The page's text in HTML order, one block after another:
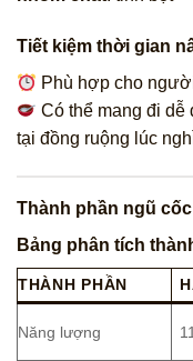
Tiết kiệm thời gian
Phù hợp cho
Có thể mang đi dễ
tại đồng ruộng lúc
Thành phần ngũ
Bảng phân tích
THÀNH PHẦN
Năng lượng